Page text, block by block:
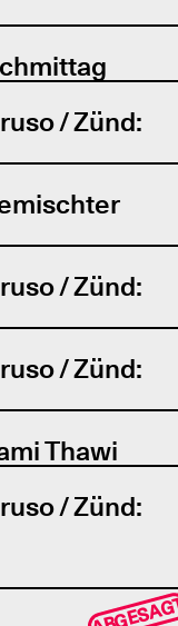
/ Zünd:
/ Zünd:
/ Zünd:
Thawi
/ Zünd: